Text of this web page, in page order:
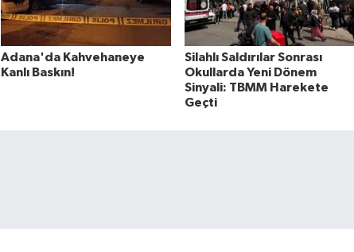
Adana'da Kahvehaneye
Kanlı Baskın!
Silahlı Saldırılar Sonrası
Okullarda Yeni Dönem
Sinyali: TBMM Harekete
Geçti